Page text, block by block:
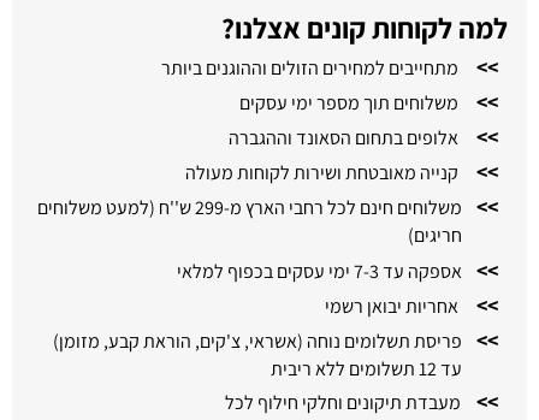
למה לקוחות קונים אצלנו?
>> מתחייבים למחירים הזולים וההוגנים ביותר
>> משלוחים תוך מספר ימי עסקים
>> אלופים בתחום הסאונד וההגברה
>> קנייה מאובטחת ושירות לקוחות מעולה
>>
משלוחים חינם לכל רחבי הארץ מ-299 ש''ח (למעט משלוחים
חריגים)
>> אספקה עד 7-3 ימי עסקים בכפוף למלאי
>> אחריות יבואן רשמי
>>
פריסת תשלומים נוחה (אשראי, צ'קים, הוראת קבע, מזומן)
עד 12 תשלומים ללא ריבית
>>
מעבדת תיקונים וחלקי חילוף לכל